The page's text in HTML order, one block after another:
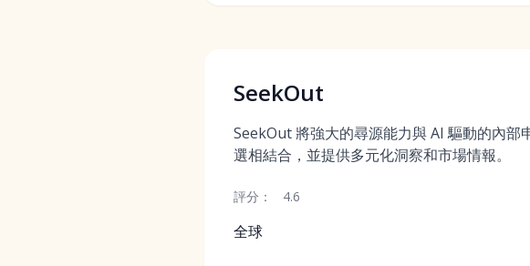
SeekOut
SeekOut 將強大的尋源能力與 AI 驅動的內部
選相結合，並提供多元化洞察和市場情報。
評分： 4.6
全球